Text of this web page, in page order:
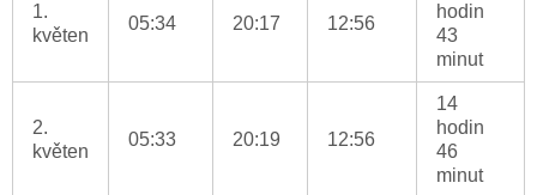
1.
květen
05:34 20:17 12:56
hodin
43
minut
2.
květen
05:33 20:19 12:56
14
hodin
46
minut